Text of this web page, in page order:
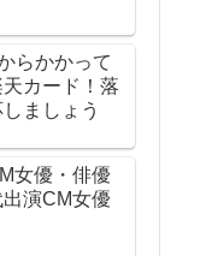
らかかって
カード！落
ましょう
女優・俳優
演CM女優